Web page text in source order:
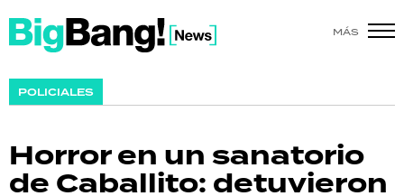
MÁS
POLICIALES
Horror en un sanatorio
de Caballito: detuvieron
SHOW
ACTUALIDAD